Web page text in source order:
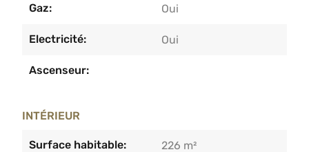
Gaz: Oui
Electricité: Oui
Ascenseur:
INTÉRIEUR
Surface habitable: 226 m²